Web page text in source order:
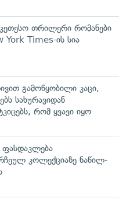
თრილერი რომანები
Times-ის სია
გამოწყობილი კაცი,
სახურავიდან
რომ ყვავი იყო
ფასდაკლება
კოლექციაზე ნაწილ-